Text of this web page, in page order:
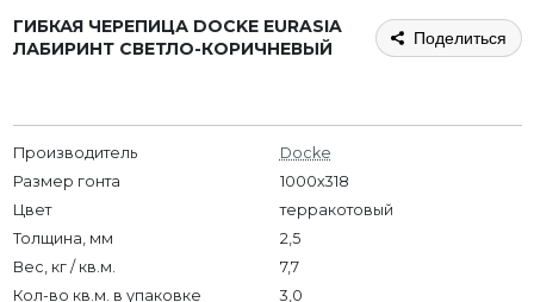
ГИБКАЯ ЧЕРЕПИЦА DOCKE EURASIA
ЛАБИРИНТ СВЕТЛО-КОРИЧНЕВЫЙ
Поделиться
Производитель
Docke
Размер гонта
1000х318
Цвет
терракотовый
Толщина, мм
2,5
Вес, кг / кв.м.
7,7
Кол-во кв.м. в упаковке
3,0